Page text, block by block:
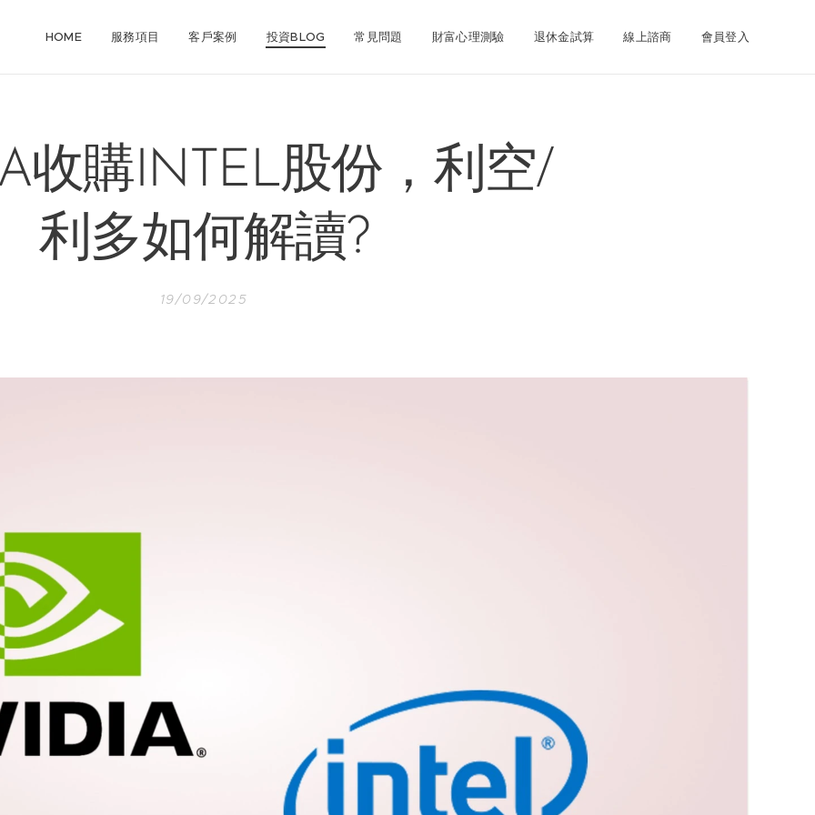
HOME 服務項目 客戶案例 投資BLOG 常見問題 財富心理測驗 退休金試算 線上諮商 會員登入
收購INTEL股份，利空/
利多如何解讀?
19/09/2025